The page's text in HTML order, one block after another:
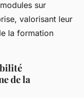
sur
valorisant leur
la formation
de la